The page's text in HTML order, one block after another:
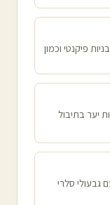
פיקנטי וכמון
יער בתיבול
גבעולי סלרי